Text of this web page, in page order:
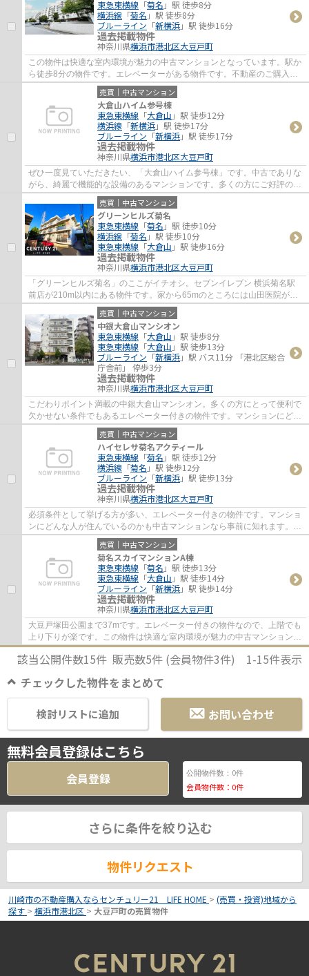
東急東横線 「菊名 」駅 徒歩8分
横浜線 「菊名 」駅 徒歩8分
ブルーライン 「新横浜」駅 徒歩16分
過去掲載物件
神奈川県横浜市港北区大豆戸町
この物件は快適な室内環境が魅力の中古マンションとなっています。駅か
ら徒歩8分の物件です。エレベーターがある物件です。不動産のご購入を
検討しているが不動産の知識がなくて不安だ...
売買｜中古マンション
大倉山ハイム参号棟
東急東横線 「大倉山 」駅 徒歩12分
横浜線 「新横浜」駅 徒歩17分
ブルーライン 「新横浜」駅 徒歩17分
過去掲載物件
神奈川県横浜市港北区大豆戸町
ぜひ一度見ていただきたい、「大倉山ハイム参号棟」です。中古でありな
がら、綺麗で機能的な設備のあるマンションです。多くの方にご好評のエ
レベーター付き物件はこちらです。横浜市...
売買｜中古マンション
グリーンヒルズ菊名
東急東横線 「菊名 」駅 徒歩10分
横浜線 「菊名 」駅 徒歩10分
東急東横線 「大倉山 」駅 徒歩16分
過去掲載物件
神奈川県横浜市港北区大豆戸町
「グリーンヒルズ菊名」のここがイチオシ。セブンイレブン 横浜菊名駅
前店が210m以内にある物件です。家から65mのところには山田医院があ
ります。中古マンションなら、物件の購入もス...
売買｜中古マンション
中銀大倉山マンシオン
東急東横線 「大倉山 」駅 徒歩8分
東急東横線 「大倉山 」駅 徒歩13分
ブルーライン 「新横浜」駅 バス11分 「港北区総合
庁舎前」 停歩3分
過去掲載物件
神奈川県横浜市港北区大豆戸町
こだわりポイント満載の中銀大倉山マンシオン。多くの方にとって便利で
欠かせない条件でもあるエレベーター付きの物件です。マンションにどん
な人が住んでいるのかも中古マンションな...
売買｜中古マンション
ハイセレサ菊名アクティール
東急東横線 「菊名 」駅 徒歩12分
横浜線 「菊名 」駅 徒歩12分
ブルーライン 「新横浜」駅 徒歩13分
過去掲載物件
神奈川県横浜市港北区大豆戸町
必須条件として挙げる方が多い、エレベーター付きの物件です。マンショ
ンにどんな人が住んでいるのかも中古マンションなら事前に知れます。不
動産のご購入を検討しているが不動産の知...
売買｜中古マンション
菊名スカイマンションA棟
東急東横線 「菊名 」駅 徒歩13分
東急東横線 「大倉山 」駅 徒歩14分
ブルーライン 「新横浜」駅 徒歩14分
過去掲載物件
神奈川県横浜市港北区大豆戸町
大豆戸塚田公園まで37mです。エレベーター付きの物件なので、上階でも
上り下りが楽です。この物件は快適な室内環境が魅力の中古マンションと
なっています。当社は確かな不動産情報をご...
該当公開件数15件 販売数5件 (会員物件3件) 1-15件表示
チェックした物件をまとめて
お問い合わせ
検討リストに追加
無料会員登録はこちら
会員登録 公開物件数： 0件
会員物件数： 0件
さらに条件を絞り込む
物件リクエスト
川崎市の不動産購入ならセンチュリー21 LIFE HOME > (売買・投資)地域から
探す > 横浜市港北区 > 大豆戸町の売買物件